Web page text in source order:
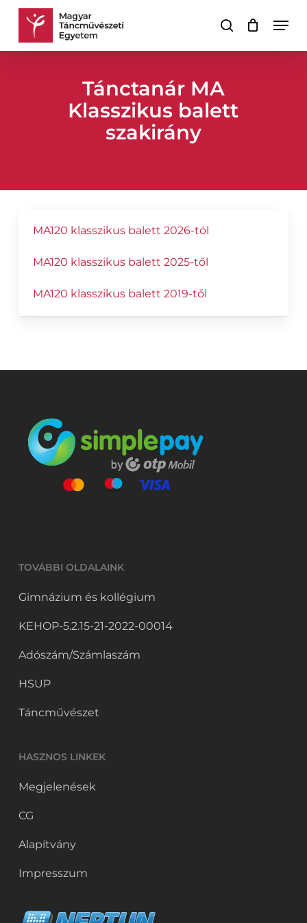
Skip
content
keresés
Kosár Kosár
Tánctanár MA
Klasszikus balett
szakirány
MA120 klasszikus balett 2026-tól
MA120 klasszikus balett 2025-től
MA120 klasszikus balett 2019-től
TOVÁBBI OLDALAINK
Gimnázium és kollégium
KEHOP-5.2.15-21-2022-00014
Adószám/Számlaszám
HSUP
Táncművészet
HASZNOS LINKEK
Megjelenések
CG
Alapítvány
Impresszum